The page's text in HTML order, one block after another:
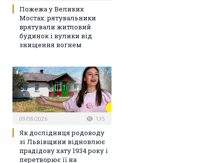
Пожежа у Великих
Мостах: рятувальники
врятували житловий
будинок і вулики від
знищення вогнем
09/08/2026 135
Як дослідниця родоводу
зі Львівщини відновлює
прадідову хату 1934 року і
перетворює її на